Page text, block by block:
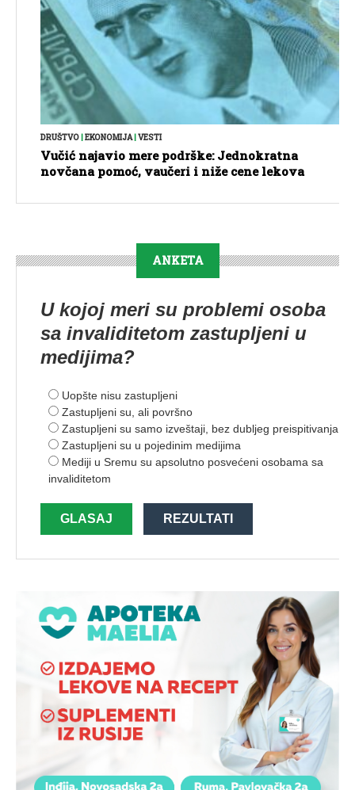
DRUŠTVO|EKONOMIJA|VESTI
Vučić najavio mere podrške: Jednokratna
novčana pomoć, vaučeri i niže cene lekova
ANKETA
U kojoj meri su problemi osoba
sa invaliditetom zastupljeni u
medijima?
Uopšte nisu zastupljeni
Zastupljeni su, ali površno
Zastupljeni su samo izveštaji, bez dubljeg preispitivanja
Zastupljeni su u pojedinim medijima
Mediji u Sremu su apsolutno posvećeni osobama sa
invaliditetom
GLASAJ REZULTATI